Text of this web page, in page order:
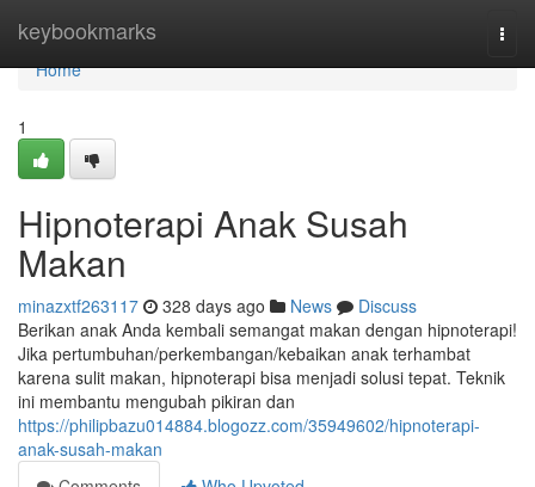
keybookmarks
Home
Home
1
Hipnoterapi Anak Susah
Makan
minazxtf263117 328 days ago News
Discuss
Berikan anak Anda kembali semangat makan dengan hipnoterapi!
Jika pertumbuhan/perkembangan/kebaikan anak terhambat
karena sulit makan, hipnoterapi bisa menjadi solusi tepat. Teknik
ini membantu mengubah pikiran dan
https://philipbazu014884.blogozz.com/35949602/hipnoterapi-
anak-susah-makan